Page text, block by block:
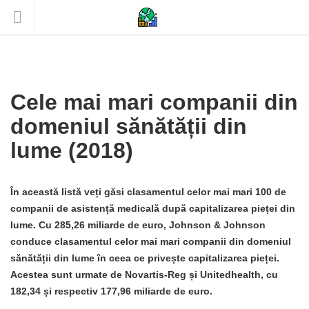
Cele mai mari companii din
domeniul sănătății din
lume (2018)
În această listă veți găsi clasamentul celor mai mari 100 de
companii de asistență medicală după capitalizarea pieței din
lume. Cu 285,26 miliarde de euro, Johnson & Johnson
conduce clasamentul celor mai mari companii din domeniul
sănătății din lume în ceea ce privește capitalizarea pieței.
Acestea sunt urmate de Novartis-Reg și Unitedhealth, cu
182,34 și respectiv 177,96 miliarde de euro.